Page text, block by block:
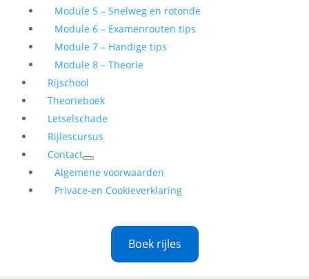
Module 5 – Snelweg en rotonde
Module 6 – Examenrouten tips
Module 7 – Handige tips
Module 8 – Theorie
Rijschool
Theorieboek
Letselschade
Rijlescursus
Contact
Algemene voorwaarden
Privace-en Cookieverklaring
Boek rijles